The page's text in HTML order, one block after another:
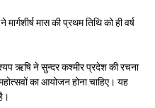
मास की प्रथम तिथि को ही वर्ष
ऋषि ने सुन्दर कश्मीर प्रदेश की रचना
का आयोजन होना चाहिए। यह